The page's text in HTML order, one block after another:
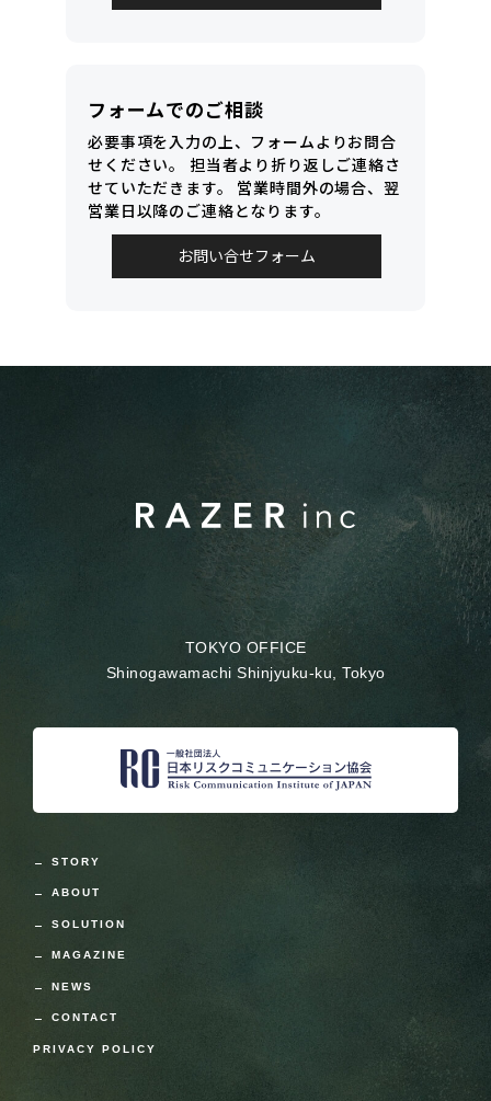
フォームでのご相談
必要事項を入力の上、フォームよりお問合
せください。
担当者より折り返しご連絡さ
せていただきます。
営業時間外の場合、翌
営業日以降のご連絡となります。
お問い合せフォーム
TOKYO OFFICE
Shinogawamachi Shinjyuku-ku, Tokyo
STORY
ABOUT
SOLUTION
MAGAZINE
NEWS
CONTACT
PRIVACY POLICY